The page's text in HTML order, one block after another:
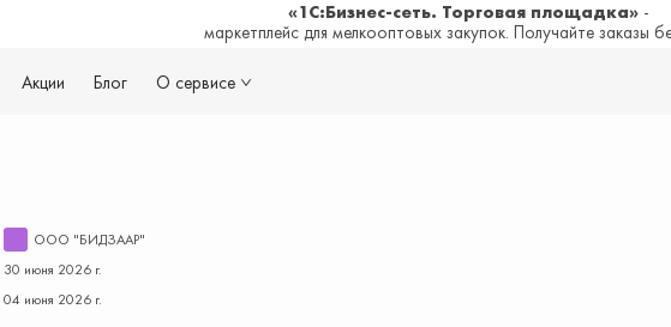
«1С:Бизнес-сеть. Торговая площадка» -
маркетплейс для мелкооптовых закупок. Получайте заказы
Акции Блог О сервисе
ООО "БИДЗААР"
30 июня 2026 г.
04 июня 2026 г.